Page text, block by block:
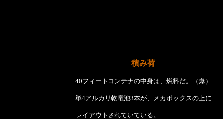
積み荷
40フィートコンテナの中身は、燃料だ。（爆）
単4アルカリ乾電池3本が、メカボックスの上に
レイアウトされていている。